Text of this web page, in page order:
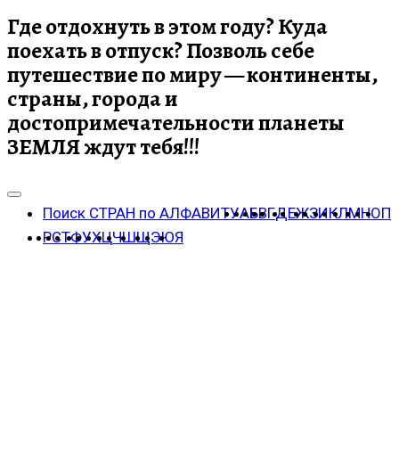
Где отдохнуть в этом году? Куда
поехать в отпуск? Позволь себе
путешествие по миру — континенты,
страны, города и
достопримечательности планеты
ЗЕМЛЯ ждут тебя!!!
Поиск СТРАН по АЛФАВИТУАБВГДЕЖЗИКЛМНОП
РСТФУХЦЧШЩЭЮЯ